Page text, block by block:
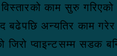
काम सुरु
अन्यतिर काम गरेर
प्वाइन्टसम्म सडक